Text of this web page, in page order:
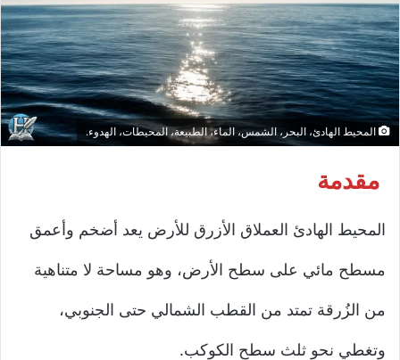
المحيط الهادئ، البحر، الشمس، الماء، الطبيعة، المحيطات، الهدوء.
مقدمة
المحيط الهادئ العملاق الأزرق للأرض يعد أضخم وأعمق
مسطح مائي على سطح الأرض، وهو مساحة لا متناهية
من الزُرقة تمتد من القطب الشمالي حتى الجنوبي،
وتغطي نحو ثلث سطح الكوكب.